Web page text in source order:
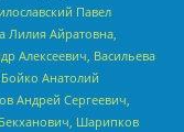
Павел
Айратовна,
Алексеевич, Васильева
Анатолий
Андрей Сергеевич,
Шарипков